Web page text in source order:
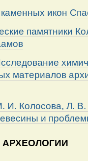
икон
памятники
материалов
И. Колосова, Л. В.
и